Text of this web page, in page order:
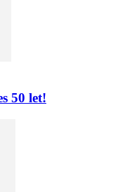
50 let!